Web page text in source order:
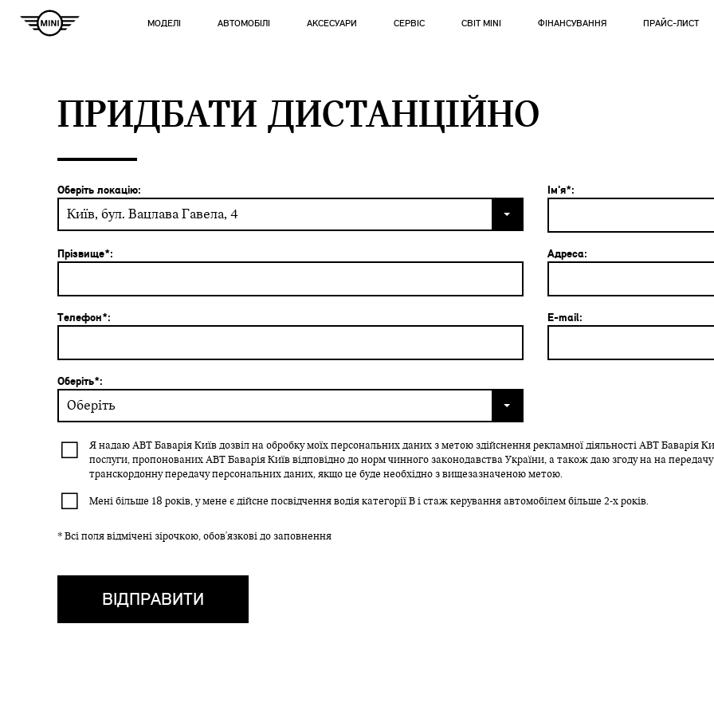
МОДЕЛІ АВТОМОБІЛІ АКСЕСУАРИ СЕРВІС СВІТ MINI ФІНАНСУВАННЯ ПРАЙС-ЛИСТ
ПРИДБАТИ ДИСТАНЦІЙНО
Оберіть локацію:
Київ, бул. Вацлава Гавела, 4
Ім'я*:
Прізвище*: Адреса:
Телефон*: E-mail:
Оберіть*:
Оберіть
Я надаю АВТ Баварія Київ дозвіл на обробку моїх персональних даних з метою здійснення рекламної діяльності АВТ Баварія
послуги, пропонованих АВТ Баварія Київ відповідно до норм чинного законодавства України, а також даю згоду на на
транскордонну передачу персональних даних, якщо це буде необхідно з вищезазначеною метою.
Мені більше 18 років, у мене є дійсне посвідчення водія категорії В і стаж керування автомобілем більше 2-х років.
* Всі поля відмічені зірочкою, обов'язкові до заповнення
ВІДПРАВИТИ